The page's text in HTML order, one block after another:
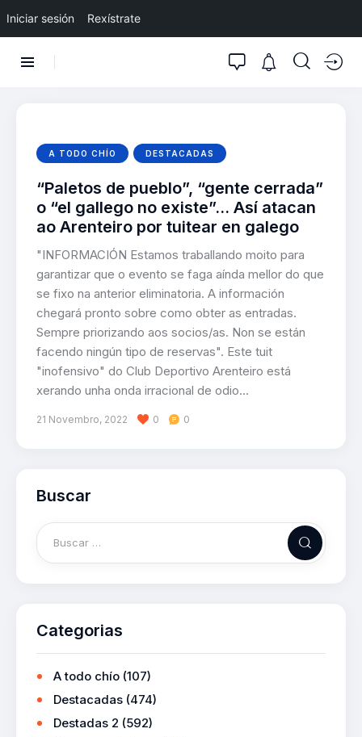
Iniciar sesión Rexístrate
A TODO CHÍO DESTACADAS
“Paletos de pueblo”, “gente cerrada”
o “el gallego no existe”… Así atacan
ao Arenteiro por tuitear en galego
"INFORMACIÓN Estamos traballando moito para
garantizar que o evento se faga aínda mellor do que
se fixo na anterior eliminatoria. A información
chegará pronto sobre como obter as entradas.
Sempre priorizando aos socios/as. Non se están
facendo ningún tipo de reservas". Este tuit
"inofensivo" do Club Deportivo Arenteiro está
xerando unha onda irracional de odio…
21 Novembro, 2022 0 0
Buscar
Categorias
A todo chío (107)
Destacadas (474)
Destadas 2 (592)